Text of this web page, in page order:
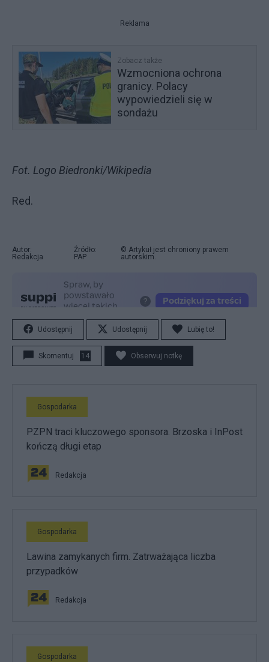
Reklama
Zobacz także
Wzmocniona ochrona
granicy. Polacy
wypowiedzieli się w
sondażu
Fot. Logo Biedronki/Wikipedia
Red.
Autor:
Redakcja
Źródło:
PAP
© Artykuł jest chroniony prawem
autorskim.
Udostępnij Udostępnij Lubię to!
Skomentuj 14 Obserwuj notkę
Gospodarka
PZPN traci kluczowego sponsora. Brzoska i InPost
kończą długi etap
Redakcja
Gospodarka
Lawina zamykanych firm. Zatrważająca liczba
przypadków
Redakcja
Gospodarka